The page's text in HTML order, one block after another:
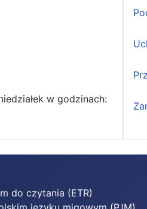
w godzinach:
do czytania (ETR)